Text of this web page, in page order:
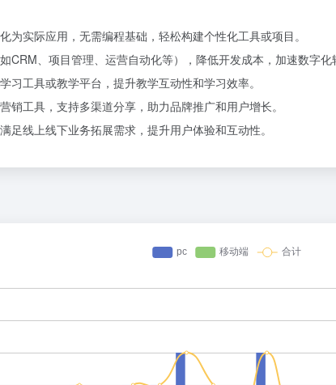
实际应用，无需编程基础，轻松构建个性化工具或项目。
CRM、项目管理、运营自动化等），降低开发成本，加速数字化
工具或教学平台，提升教学互动性和学习效率。
工具，支持多渠道分享，助力品牌推广和用户增长。
线上线下业务拓展需求，提升用户体验和互动性。